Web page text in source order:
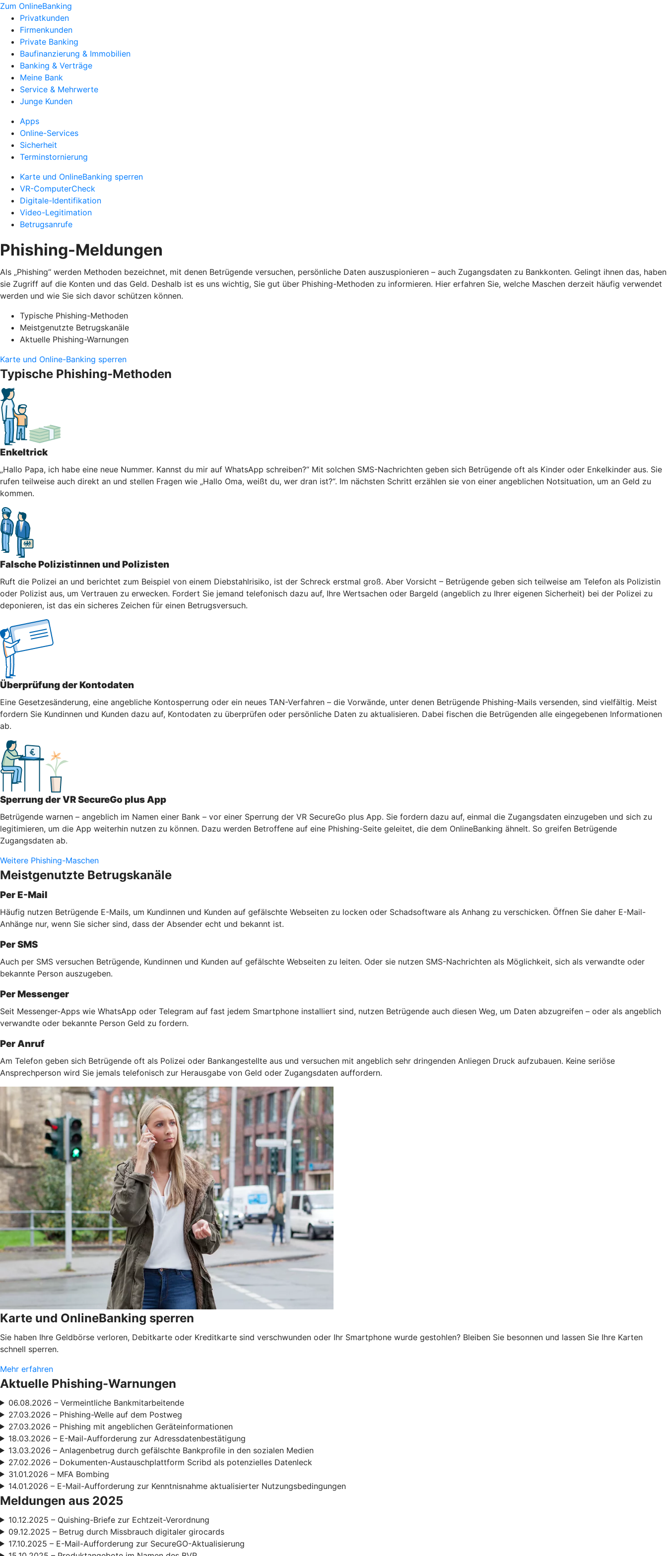
Zum OnlineBanking
Privatkunden
Firmenkunden
Private Banking
Baufinanzierung & Immobilien
Banking & Verträge
Meine Bank
Service & Mehrwerte
Junge Kunden
Apps
Online-Services
Sicherheit
Terminstornierung
Karte und OnlineBanking sperren
VR-ComputerCheck
Digitale-Identifikation
Video-Legitimation
Betrugsanrufe
Phishing-Meldungen
Als „Phishing“ werden Methoden bezeichnet, mit denen Betrügende versuchen, persönliche Daten auszuspionieren – auch Zugangsdaten zu Bankkonten. Gelingt ihnen das, haben
sie Zugriff auf die Konten und das Geld. Deshalb ist es uns wichtig, Sie gut über Phishing-Methoden zu informieren. Hier erfahren Sie, welche Maschen derzeit häufig verwendet
werden und wie Sie sich davor schützen können.
Typische Phishing-Methoden
Meistgenutzte Betrugskanäle
Aktuelle Phishing-Warnungen
Karte und Online-Banking sperren
Typische Phishing-Methoden
Enkeltrick
„Hallo Papa, ich habe eine neue Nummer. Kannst du mir auf WhatsApp schreiben?“ Mit solchen SMS-Nachrichten geben sich Betrügende oft als Kinder oder Enkelkinder aus. Sie
rufen teilweise auch direkt an und stellen Fragen wie „Hallo Oma, weißt du, wer dran ist?“. Im nächsten Schritt erzählen sie von einer angeblichen Notsituation, um an Geld zu
kommen.
Falsche Polizistinnen und Polizisten
Ruft die Polizei an und berichtet zum Beispiel von einem Diebstahlrisiko, ist der Schreck erstmal groß. Aber Vorsicht – Betrügende geben sich teilweise am Telefon als Polizistin
oder Polizist aus, um Vertrauen zu erwecken. Fordert Sie jemand telefonisch dazu auf, Ihre Wertsachen oder Bargeld (angeblich zu Ihrer eigenen Sicherheit) bei der Polizei zu
deponieren, ist das ein sicheres Zeichen für einen Betrugsversuch.
Überprüfung der Kontodaten
Eine Gesetzesänderung, eine angebliche Kontosperrung oder ein neues TAN-Verfahren – die Vorwände, unter denen Betrügende Phishing-Mails versenden, sind vielfältig. Meist
fordern Sie Kundinnen und Kunden dazu auf, Kontodaten zu überprüfen oder persönliche Daten zu aktualisieren. Dabei fischen die Betrügenden alle eingegebenen Informationen
ab.
Sperrung der VR SecureGo plus App
Betrügende warnen – angeblich im Namen einer Bank – vor einer Sperrung der VR SecureGo plus App. Sie fordern dazu auf, einmal die Zugangsdaten einzugeben und sich zu
legitimieren, um die App weiterhin nutzen zu können. Dazu werden Betroffene auf eine Phishing-Seite geleitet, die dem OnlineBanking ähnelt. So greifen Betrügende
Zugangsdaten ab.
Weitere Phishing-Maschen
Meistgenutzte Betrugskanäle
Per E-Mail
Häufig nutzen Betrügende E-Mails, um Kundinnen und Kunden auf gefälschte Webseiten zu locken oder Schadsoftware als Anhang zu verschicken. Öffnen Sie daher E-Mail-
Anhänge nur, wenn Sie sicher sind, dass der Absender echt und bekannt ist.
Per SMS
Auch per SMS versuchen Betrügende, Kundinnen und Kunden auf gefälschte Webseiten zu leiten. Oder sie nutzen SMS-Nachrichten als Möglichkeit, sich als verwandte oder
bekannte Person auszugeben.
Per Messenger
Seit Messenger-Apps wie WhatsApp oder Telegram auf fast jedem Smartphone installiert sind, nutzen Betrügende auch diesen Weg, um Daten abzugreifen – oder als angeblich
verwandte oder bekannte Person Geld zu fordern.
Per Anruf
Am Telefon geben sich Betrügende oft als Polizei oder Bankangestellte aus und versuchen mit angeblich sehr dringenden Anliegen Druck aufzubauen. Keine seriöse
Ansprechperson wird Sie jemals telefonisch zur Herausgabe von Geld oder Zugangsdaten auffordern.
Karte und OnlineBanking sperren
Sie haben Ihre Geldbörse verloren, Debitkarte oder Kreditkarte sind verschwunden oder Ihr Smartphone wurde gestohlen? Bleiben Sie besonnen und lassen Sie Ihre Karten
schnell sperren.
Mehr erfahren
Aktuelle Phishing-Warnungen
06.08.2026 – Vermeintliche Bankmitarbeitende
27.03.2026 – Phishing-Welle auf dem Postweg
27.03.2026 – Phishing mit angeblichen Geräteinformationen
18.03.2026 – E-Mail-Aufforderung zur Adressdatenbestätigung
13.03.2026 – Anlagenbetrug durch gefälschte Bankprofile in den sozialen Medien
27.02.2026 – Dokumenten-Austauschplattform Scribd als potenzielles Datenleck
31.01.2026 – MFA Bombing
14.01.2026 – E-Mail-Aufforderung zur Kenntnisnahme aktualisierter Nutzungsbedingungen
Meldungen aus 2025
10.12.2025 – Quishing-Briefe zur Echtzeit-Verordnung
09.12.2025 – Betrug durch Missbrauch digitaler girocards
17.10.2025 – E-Mail-Aufforderung zur SecureGO-Aktualisierung